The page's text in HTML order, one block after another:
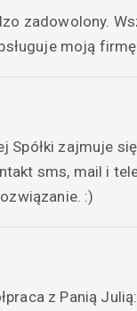
zadowolony.
moją
Spółki zajmuje
sms, mail i
:)
z Panią